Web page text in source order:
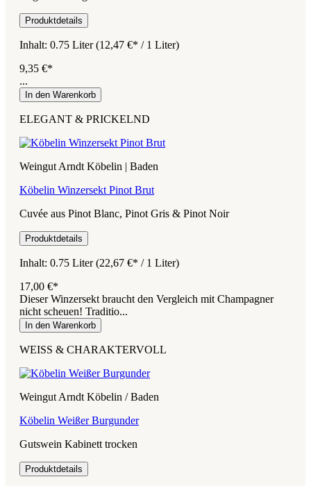
Produktdetails
Inhalt: 0.75 Liter(12,47 €* / 1 Liter)
9,35 €*
...
In den Warenkorb
ELEGANT & PRICKELND
Weingut Arndt Köbelin | Baden
Köbelin Winzersekt Pinot Brut
Cuvée aus Pinot Blanc, Pinot Gris & Pinot Noir
Produktdetails
Inhalt: 0.75 Liter(22,67 €* / 1 Liter)
17,00 €*
Dieser Winzersekt braucht den Vergleich mit Champagner
nicht scheuen! Traditio...
In den Warenkorb
WEISS & CHARAKTERVOLL
Weingut Arndt Köbelin / Baden
Köbelin Weißer Burgunder
Gutswein Kabinett trocken
Produktdetails